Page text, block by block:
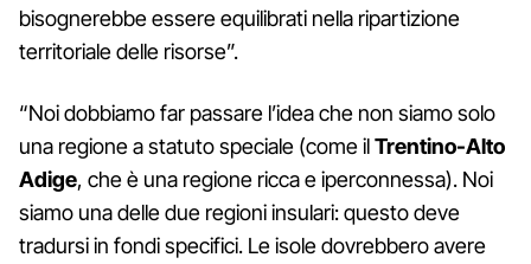
bisognerebbe essere equilibrati nella ripartizione
territoriale delle risorse”.
“Noi dobbiamo far passare l’idea che non siamo solo
una regione a statuto speciale (come ilTrentino-Alto
Adige, che è una regione ricca e iperconnessa). Noi
siamo una delle due regioni insulari: questo deve
tradursi in fondi specifici. Le isole dovrebbero avere